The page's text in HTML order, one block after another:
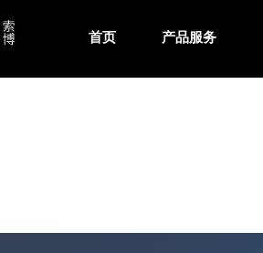
首页 产品服务